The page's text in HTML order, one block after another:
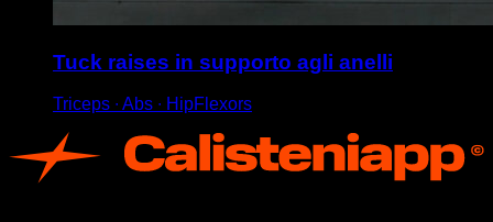
Tuck raises in supporto agli anelli
Triceps ∙ Abs ∙ HipFlexors